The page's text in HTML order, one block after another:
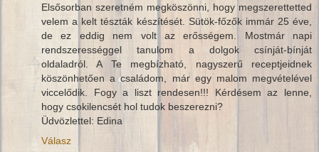
Elsősorban szeretném megköszönni, hogy megszerettetted
velem a kelt tészták készítését. Sütök-főzők immár 25 éve,
de ez eddig nem volt az erősségem. Mostmár napi
rendszerességgel tanulom a dolgok csínját-bínját
oldaladról. A Te megbízható, nagyszerű receptjeidnek
köszönhetően a családom, már egy malom megvételével
viccelődik. Fogy a liszt rendesen!!! Kérdésem az lenne,
hogy csokilencsét hol tudok beszerezni?
Üdvözlettel: Edina
Válasz